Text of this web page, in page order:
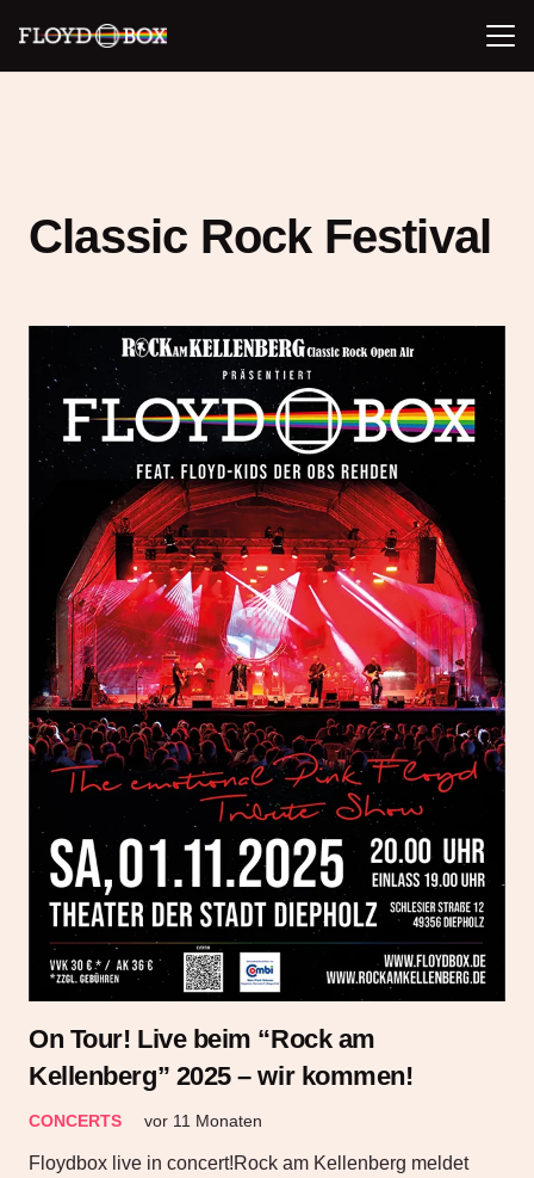
Classic Rock Festival
On Tour! Live beim “Rock am
Kellenberg” 2025 – wir kommen!
CONCERTS vor 11 Monaten
Floydbox live in concert!Rock am Kellenberg meldet